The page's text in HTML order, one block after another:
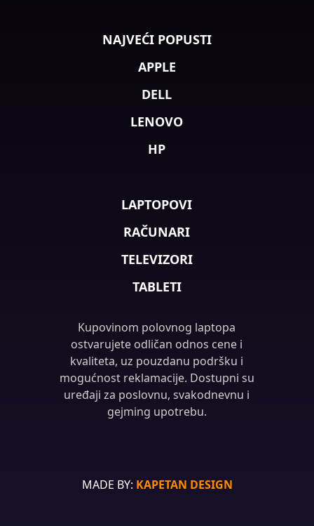
NAJVEĆI POPUSTI
APPLE
DELL
LENOVO
HP
LAPTOPOVI
RAČUNARI
TELEVIZORI
TABLETI
Kupovinom polovnog laptopa
ostvarujete odličan odnos cene i
kvaliteta, uz pouzdanu podršku i
mogućnost reklamacije. Dostupni su
uređaji za poslovnu, svakodnevnu i
gejming upotrebu.
MADE BY: KAPETAN DESIGN